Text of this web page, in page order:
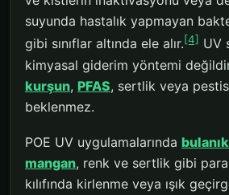
suyunda hastalık yapmayan
gibi sınıflar altında ele alır.[4] UV
kimyasal giderim yöntemi
kurşun, PFAS, sertlik veya
beklenmez.
POE UV uygulamalarında
mangan, renk ve sertlik gibi
kılıfında kirlenme veya ışık